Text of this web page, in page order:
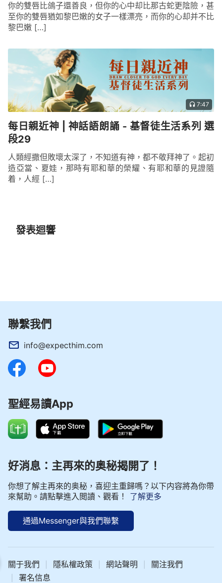
神話語朗誦 - 基督徒生活系列 選段268
你的雙唇比鴿子還善良，但你的心中却比那古蛇更陰險，甚
至你的雙唇猶如黎巴嫩的女子一樣漂亮，而你的心却并不比
黎巴嫩 […]
7:47
每日親近神 | 神話語朗誦 - 基督徒生活系列 選
段29
人類經撒但敗壞太深了，不知道有神，都不敬拜神了。起初
造亞當、夏娃，那時有耶和華的榮耀、有耶和華的見證隨
着，人經 […]
發表迴響
聯繫我們
info@expecthim.com
聖經易讀App
好消息：主再來的奥秘揭開了！
你想了解主再來的奥秘，喜迎主重歸嗎？以下内容將為你帶
來幫助。請點擊進入閲讀、觀看！
了解更多
通過Messenger與我們聯繫
關于我們 隱私權政策 網站聲明 關注我們
署名信息